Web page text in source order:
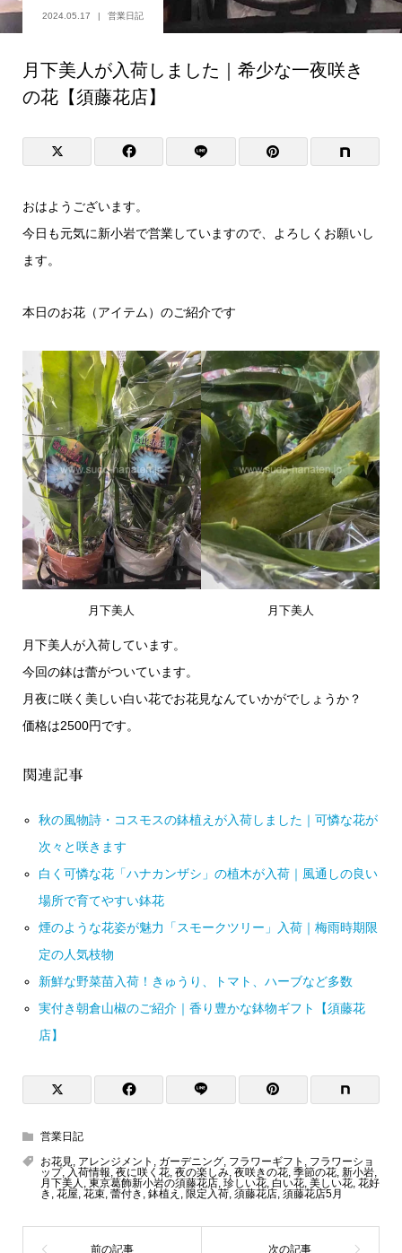
2024.05.17 営業日記
月下美人が入荷しました｜希少な一夜咲き
の花【須藤花店】
おはようございます。
今日も元気に新小岩で営業していますので、よろしくお願いし
ます。
本日のお花（アイテム）のご紹介です
月下美人 月下美人
月下美人が入荷しています。
今回の鉢は蕾がついています。
月夜に咲く美しい白い花でお花見なんていかがでしょうか？
価格は2500円です。
関連記事
秋の風物詩・コスモスの鉢植えが入荷しました｜可憐な花が
次々と咲きます
白く可憐な花「ハナカンザシ」の植木が入荷｜風通しの良い
場所で育てやすい鉢花
煙のような花姿が魅力「スモークツリー」入荷｜梅雨時期限
定の人気枝物
新鮮な野菜苗入荷！きゅうり、トマト、ハーブなど多数
実付き朝倉山椒のご紹介｜香り豊かな鉢物ギフト【須藤花
店】
営業日記
お花見, アレンジメント , ガーデニング, フラワーギフト , フラワーショ
ップ, 入荷情報, 夜に咲く花, 夜の楽しみ, 夜咲きの花, 季節の花, 新小岩,
月下美人 , 東京葛飾新小岩の須藤花店, 珍しい花, 白い花, 美しい花, 花好
き , 花屋, 花束, 蕾付き , 鉢植え , 限定入荷, 須藤花店, 須藤花店5月